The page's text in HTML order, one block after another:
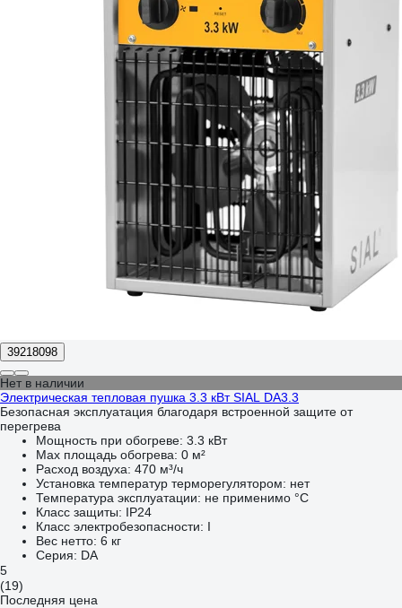
39218098
Нет в наличии
Электрическая тепловая пушка 3.3 кВт SIAL DA3.3
Безопасная эксплуатация благодаря встроенной защите от
перегрева
Мощность при обогреве: 3.3 кВт
Max площадь обогрева: 0 м²
Расход воздуха: 470 м³/ч
Установка температур терморегулятором: нет
Температура эксплуатации: не применимо °С
Класс защиты: IP24
Класс электробезопасности: I
Вес нетто: 6 кг
Серия: DA
5
(19)
Последняя цена